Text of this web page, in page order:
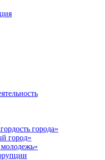
города»
город»